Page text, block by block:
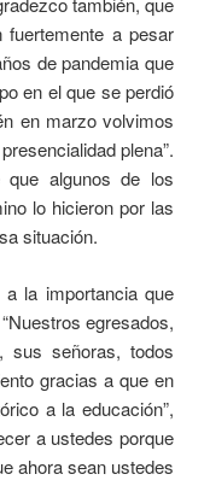
a pesar
de pandemia que
en el que se perdió
en marzo volvimos
plena”.
que algunos de los
lo hicieron por las
situación.
la importancia que
egresados,
sus señoras, todos
gracias a que en
a la educación”,
a ustedes porque
ahora sean ustedes